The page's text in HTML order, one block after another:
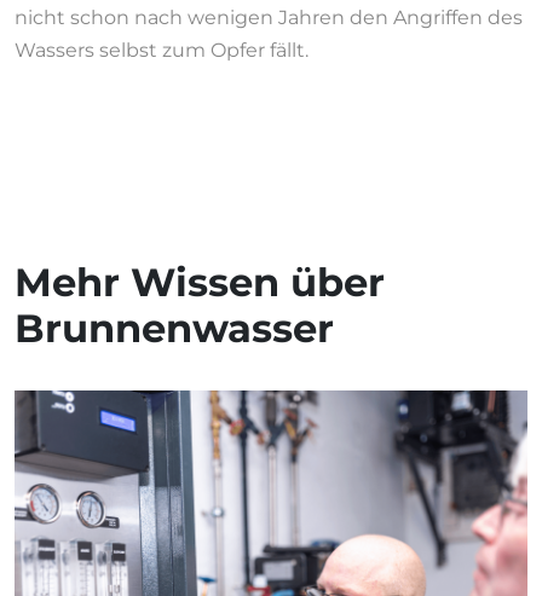
nicht schon nach wenigen Jahren den Angriffen des
Wassers selbst zum Opfer fällt.
Mehr Wissen über
Brunnenwasser